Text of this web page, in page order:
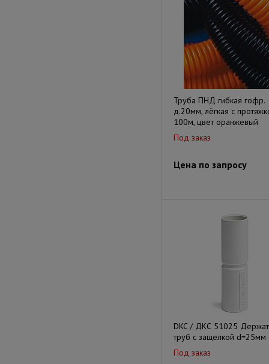
Труба ПНД гибкая гофр.
д.20мм, лёгкая с
100м, цвет оранжевый
Под заказ
Цена по запросу
DKC / ДКС 51025
труб с защелкой d=25мм
Под заказ